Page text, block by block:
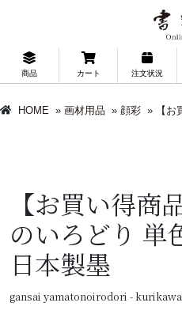
商品 カート 注文状況
HOME » 画材用品 » 顔彩 »
【
【お買い得商
のいろどり 単
日本製墨
gansai yamatonoirodori -